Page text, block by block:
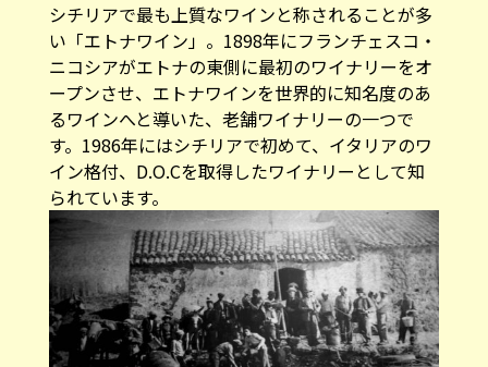
シチリアで最も上質なワインと称されることが多
い「エトナワイン」。1898年にフランチェスコ・
ニコシアがエトナの東側に最初のワイナリーをオ
ープンさせ、エトナワインを世界的に知名度のあ
るワインへと導いた、老舗ワイナリーの一つで
す。1986年にはシチリアで初めて、イタリアのワ
イン格付、D.O.Cを取得したワイナリーとして知
られています。